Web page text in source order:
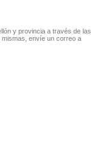
y provincia a través de las
envíe un correo a